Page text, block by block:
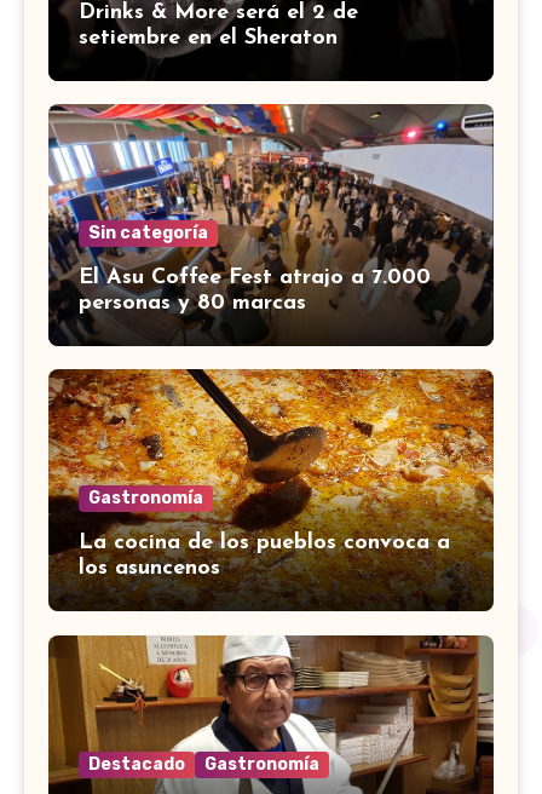
Drinks & More será el 2 de
setiembre en el Sheraton
Sin categoría
El Asu Coffee Fest atrajo a 7.000
personas y 80 marcas
Gastronomía
La cocina de los pueblos convoca a
los asuncenos
Destacado Gastronomía